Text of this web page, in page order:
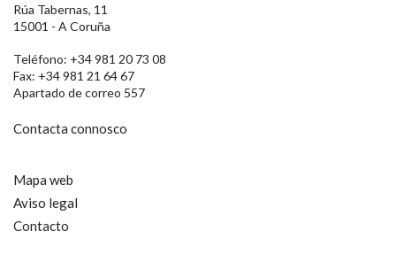
Rúa Tabernas, 11
15001 - A Coruña
Teléfono: +34 981 20 73 08
Fax: +34 981 21 64 67
Apartado de correo 557
Contacta connosco
Mapa web
Aviso legal
Contacto